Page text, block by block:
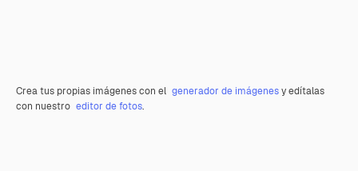
Crea tus propias imágenes con el generador de imágenesy edítalas
con nuestro editor de fotos.